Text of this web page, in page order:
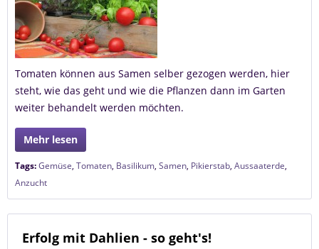
Tomaten können aus Samen selber gezogen werden, hier
steht, wie das geht und wie die Pflanzen dann im Garten
weiter behandelt werden möchten.
Mehr lesen
Tags:Gemüse, Tomaten, Basilikum, Samen, Pikierstab, Aussaaterde,
Anzucht
Erfolg mit Dahlien - so geht's!